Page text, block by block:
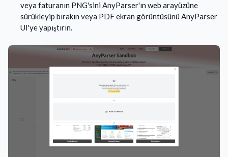
veya faturanın PNG'sini AnyParser'ın web arayüzüne
sürükleyip bırakın veya PDF ekran görüntüsünü AnyParser
UI'ye yapıştırın.